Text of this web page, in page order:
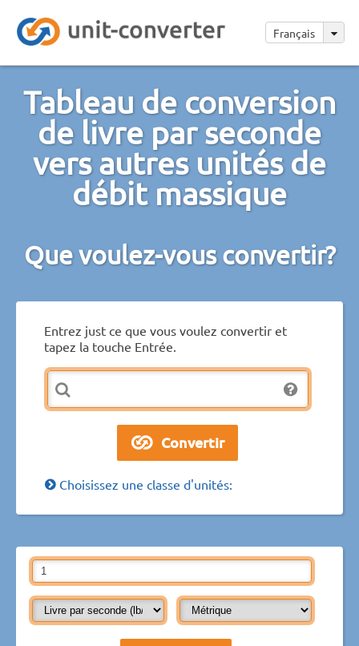
Français
Tableau de conversion
de livre par seconde
vers autres unités de
débit massique
Que voulez-vous convertir?
Entrez just ce que vous voulez convertir et
tapez la touche Entrée.
Choisissez une classe d'unités: